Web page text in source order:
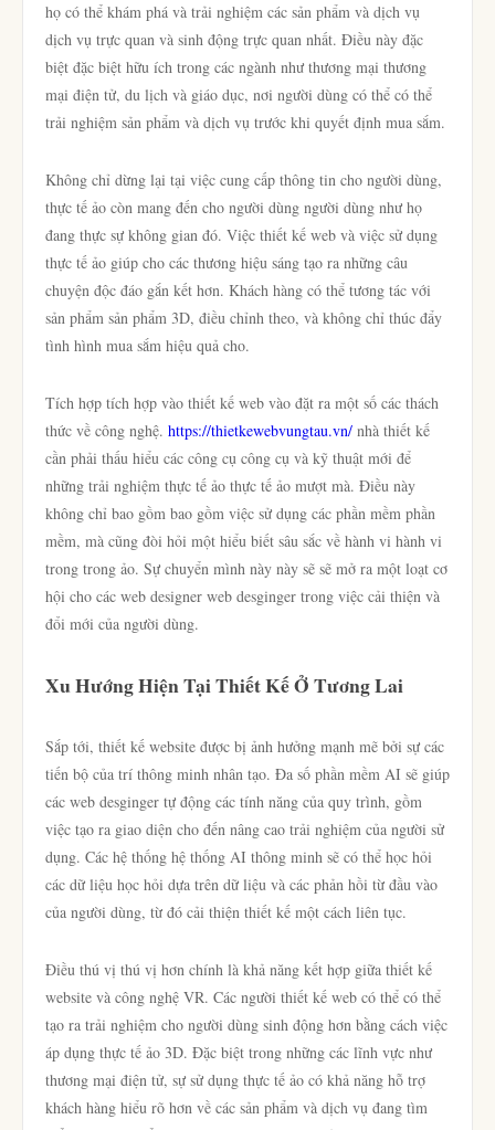
họ có thể khám phá và trải nghiệm các sản phẩm và dịch vụ
dịch vụ trực quan và sinh động trực quan nhất. Điều này đặc
biệt đặc biệt hữu ích trong các ngành như thương mại thương
mại điện tử, du lịch và giáo dục, nơi người dùng có thể có thể
trải nghiệm sản phẩm và dịch vụ trước khi quyết định mua sắm.
Không chỉ dừng lại tại việc cung cấp thông tin cho người dùng,
thực tế ảo còn mang đến cho người dùng người dùng như họ
đang thực sự không gian đó. Việc thiết kế web và việc sử dụng
thực tế ảo giúp cho các thương hiệu sáng tạo ra những câu
chuyện độc đáo gắn kết hơn. Khách hàng có thể tương tác với
sản phẩm sản phẩm 3D, điều chỉnh theo, và không chỉ thúc đẩy
tình hình mua sắm hiệu quả cho.
Tích hợp tích hợp vào thiết kế web vào đặt ra một số các thách
thức về công nghệ. https://thietkewebvungtau.vn/ nhà thiết kế
cần phải thấu hiểu các công cụ công cụ và kỹ thuật mới để
những trải nghiệm thực tế ảo thực tế ảo mượt mà. Điều này
không chỉ bao gồm bao gồm việc sử dụng các phần mềm phần
mềm, mà cũng đòi hỏi một hiểu biết sâu sắc về hành vi hành vi
trong trong ảo. Sự chuyển mình này này sẽ sẽ mở ra một loạt cơ
hội cho các web designer web desginger trong việc cải thiện và
đổi mới của người dùng.
Xu Hướng Hiện Tại Thiết Kế Ở Tương Lai
Sắp tới, thiết kế website được bị ảnh hưởng mạnh mẽ bởi sự các
tiến bộ của trí thông minh nhân tạo. Đa số phần mềm AI sẽ giúp
các web desginger tự động các tính năng của quy trình, gồm
việc tạo ra giao diện cho đến nâng cao trải nghiệm của người sử
dụng. Các hệ thống hệ thống AI thông minh sẽ có thể học hỏi
các dữ liệu học hỏi dựa trên dữ liệu và các phản hồi từ đầu vào
của người dùng, từ đó cải thiện thiết kế một cách liên tục.
Điều thú vị thú vị hơn chính là khả năng kết hợp giữa thiết kế
website và công nghệ VR. Các người thiết kế web có thể có thể
tạo ra trải nghiệm cho người dùng sinh động hơn bằng cách việc
áp dụng thực tế ảo 3D. Đặc biệt trong những các lĩnh vực như
thương mại điện tử, sự sử dụng thực tế ảo có khả năng hỗ trợ
khách hàng hiểu rõ hơn về các sản phẩm và dịch vụ đang tìm